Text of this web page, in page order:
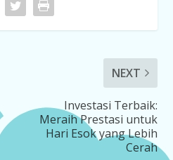
NEXT
Investasi Terbaik:
Meraih Prestasi untuk
Hari Esok yang Lebih
Cerah